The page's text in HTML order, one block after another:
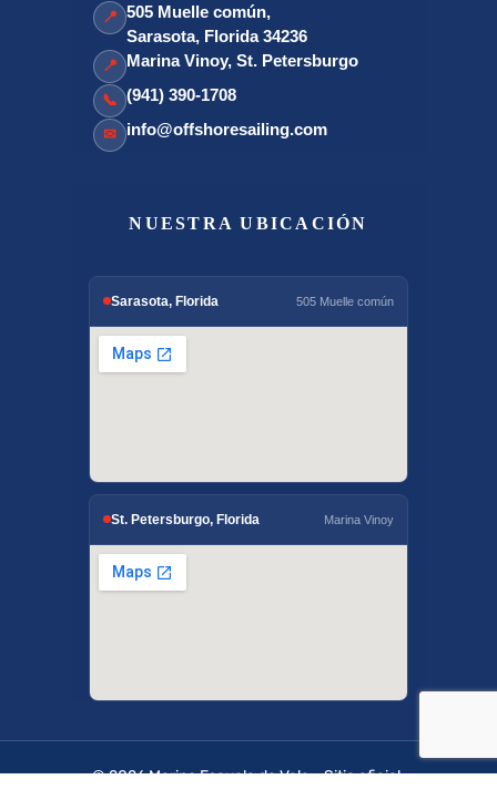
📍 505 Muelle común,
Sarasota, Florida 34236
📍 Marina Vinoy, St. Petersburgo
📞 (941) 390-1708
✉ info@offshoresailing.com
NUESTRA UBICACIÓN
Sarasota, Florida 505 Muelle común
St. Petersburgo, Florida Marina Vinoy
© 2026 Marino Escuela de Vela - Sitio oficial.